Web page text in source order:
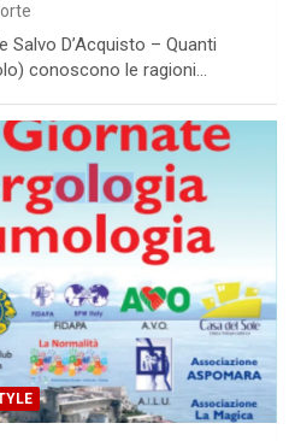
Salvo D’Acquisto – Quanti
conoscono le ragioni…